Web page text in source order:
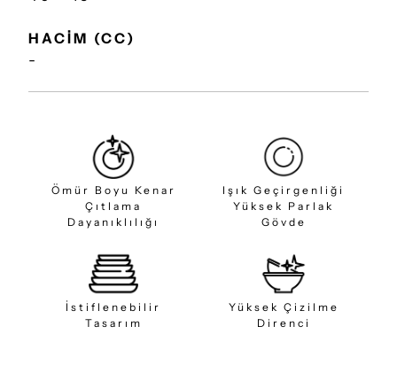
HACİM (CC)
-
Ömür Boyu Kenar
Çıtlama
Dayanıklılığı
Işık Geçirgenliği
Yüksek Parlak
Gövde
İstiflenebilir
Tasarım
Yüksek Çizilme
Direnci